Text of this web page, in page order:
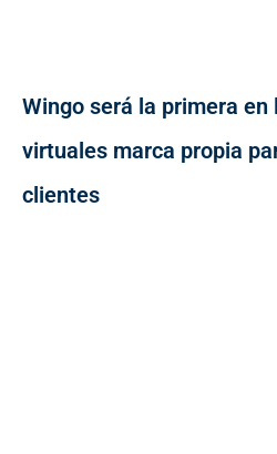
Wingo será la primera
virtuales marca propia
clientes